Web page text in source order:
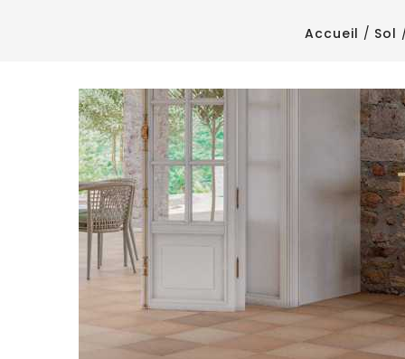
Accueil Sol